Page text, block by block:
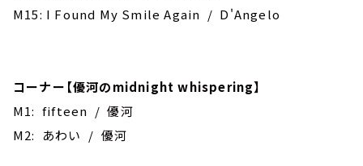
M15: I Found My Smile Again / D'Angelo
コーナー【優河のmidnight whispering】
M1: fifteen / 優河
M2: あわい / 優河